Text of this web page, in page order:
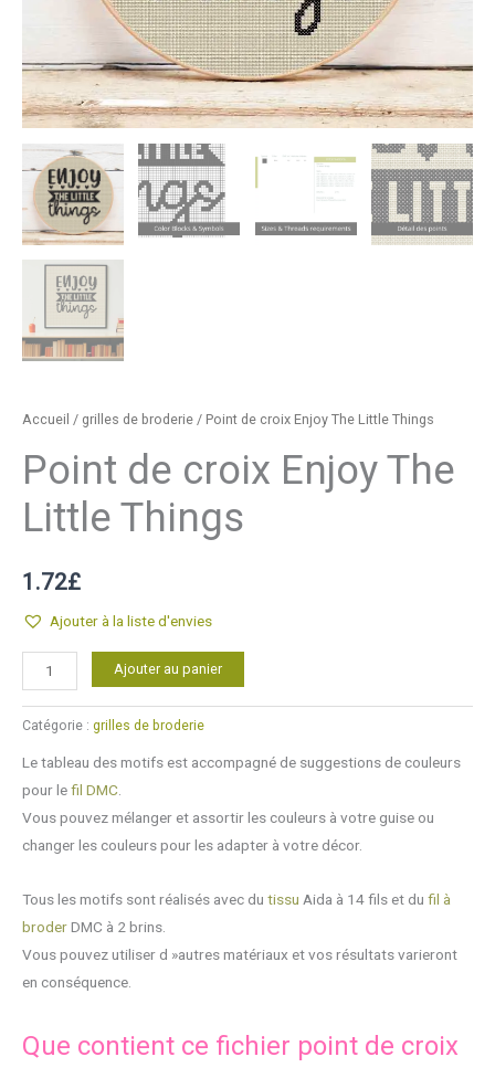
Accueil / grilles de broderie / Point de croix Enjoy The Little Things
Point de croix Enjoy The
Little Things
1.72£
Ajouter à la liste d'envies
quantité
de
Point
Enjoy
Ajouter au panier
Catégorie : grilles de broderie
Le tableau des motifs est accompagné de suggestions de couleurs
pour lefil DMC
Vous pouvez mélanger et assortir les couleurs à votre guise ou
changer les couleurs pour les adapter à votre décor.
Tous les motifs sont réalisés avec du tissu Aida à 14 fils et du fil à
broderDMC à 2 brins.
Vous pouvez utiliser d »autres matériaux et vos résultats varieront
en conséquence.
Que contient ce fichier point de croix